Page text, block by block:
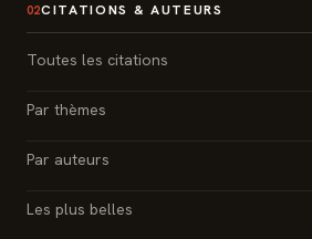
02CITATIONS & AUTEURS
Toutes les citations
Par thèmes
Par auteurs
Les plus belles